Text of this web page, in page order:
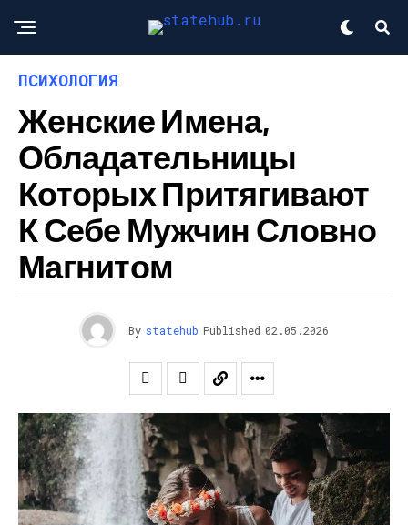
ПСИХОЛОГИЯ
Женские Имена,
Обладательницы
Которых Притягивают
К Себе Мужчин Словно
Магнитом
By statehub Published 02.05.2026